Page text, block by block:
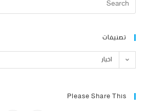
تصنيفات
اخبار
Please Share This